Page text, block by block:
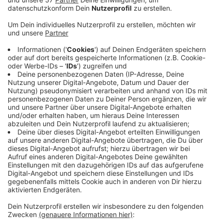
Leverkusener Brücke angeschlossen. In die
dem Kreuz Leverkusen und der Anschlussstelle Köln-
geht laut Autobahn GmbH bis zum Sonntag den 4.
Februar. Eigentlich sollte die Sperrung nur bis zum 29.
Januar andauern.
Der Rad- und Gehweg auf der alten Leverkusener
Rheinbrücke bleibt während der Sperrung offen und
passierbar.
Alle lokalen Sperrungen gibt esHIERim Überblick
Anzeige
A1 Sperrung: ADAC rechnet mit Chaos
Anzeige